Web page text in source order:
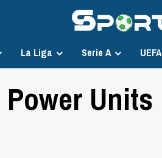
La Liga Serie A UEFA
Units